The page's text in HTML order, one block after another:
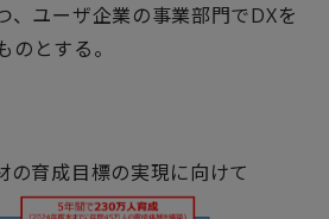
、ユーザ企業の事業部門でDXを
とする。
育成目標の実現に向けて